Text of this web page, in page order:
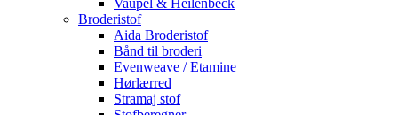
Broderistof
Aida Broderistof
Bånd til broderi
Evenweave / Etamine
Hørlærred
Stramaj stof